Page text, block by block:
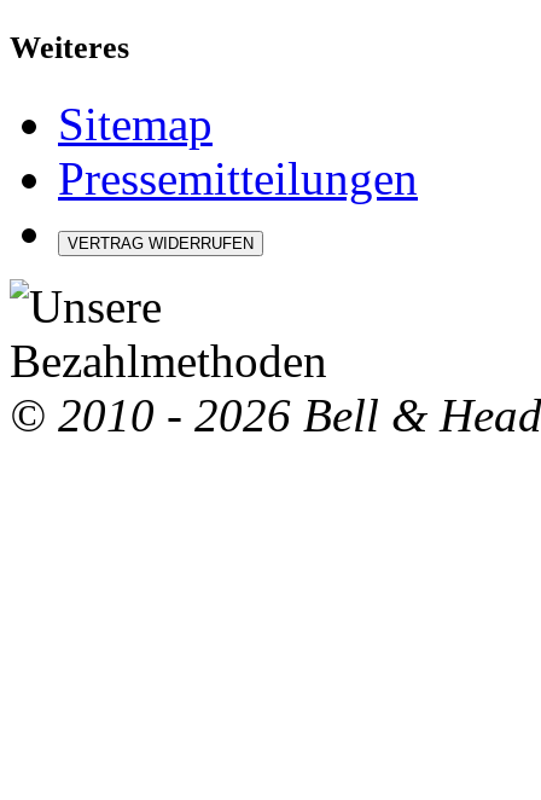
Weiteres
Sitemap
Pressemitteilungen
VERTRAG WIDERRUFEN
© 2010 - 2026 Bell & Head